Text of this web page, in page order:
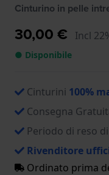
Cinturino in pelle
30,00 € Incl
● Disponibile
Cinturini 100%
Consegna
Periodo di reso
Rivenditore
Ordinato prima